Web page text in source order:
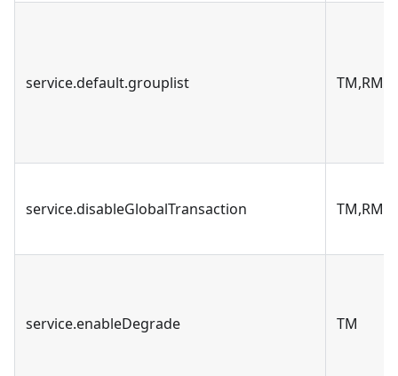
service.default.grouplist TM,RM
service.disableGlobalTransaction TM,RM
service.enableDegrade TM